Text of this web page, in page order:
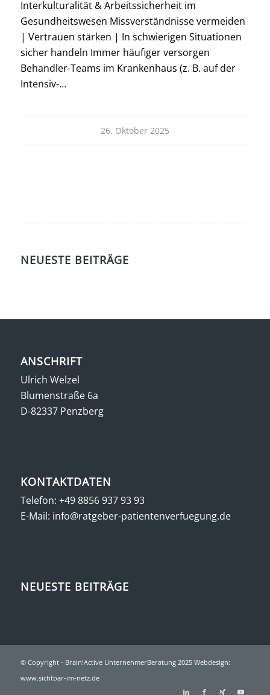
Interkulturalität & Arbeitssicherheit im
Gesundheitswesen Missverständnisse vermeiden
| Vertrauen stärken | In schwierigen Situationen
sicher handeln Immer häufiger versorgen
Behandler-Teams im Krankenhaus (z. B. auf der
Intensiv-…
26. Oktober 2025
NEUESTE BEITRÄGE
ANSCHRIFT
Ulrich Welzel
Blumenstraße 6a
D-82337 Penzberg
KONTAKTDATEN
Telefon: +49 8856 937 93 93
E-Mail: info@ratgeber-patientenverfuegung.de
NEUESTE BEITRÄGE
© Copyright - Brain!Active UnternehmerBeratung 2025 Webdesign:
www.sichtbar-im-netz.de